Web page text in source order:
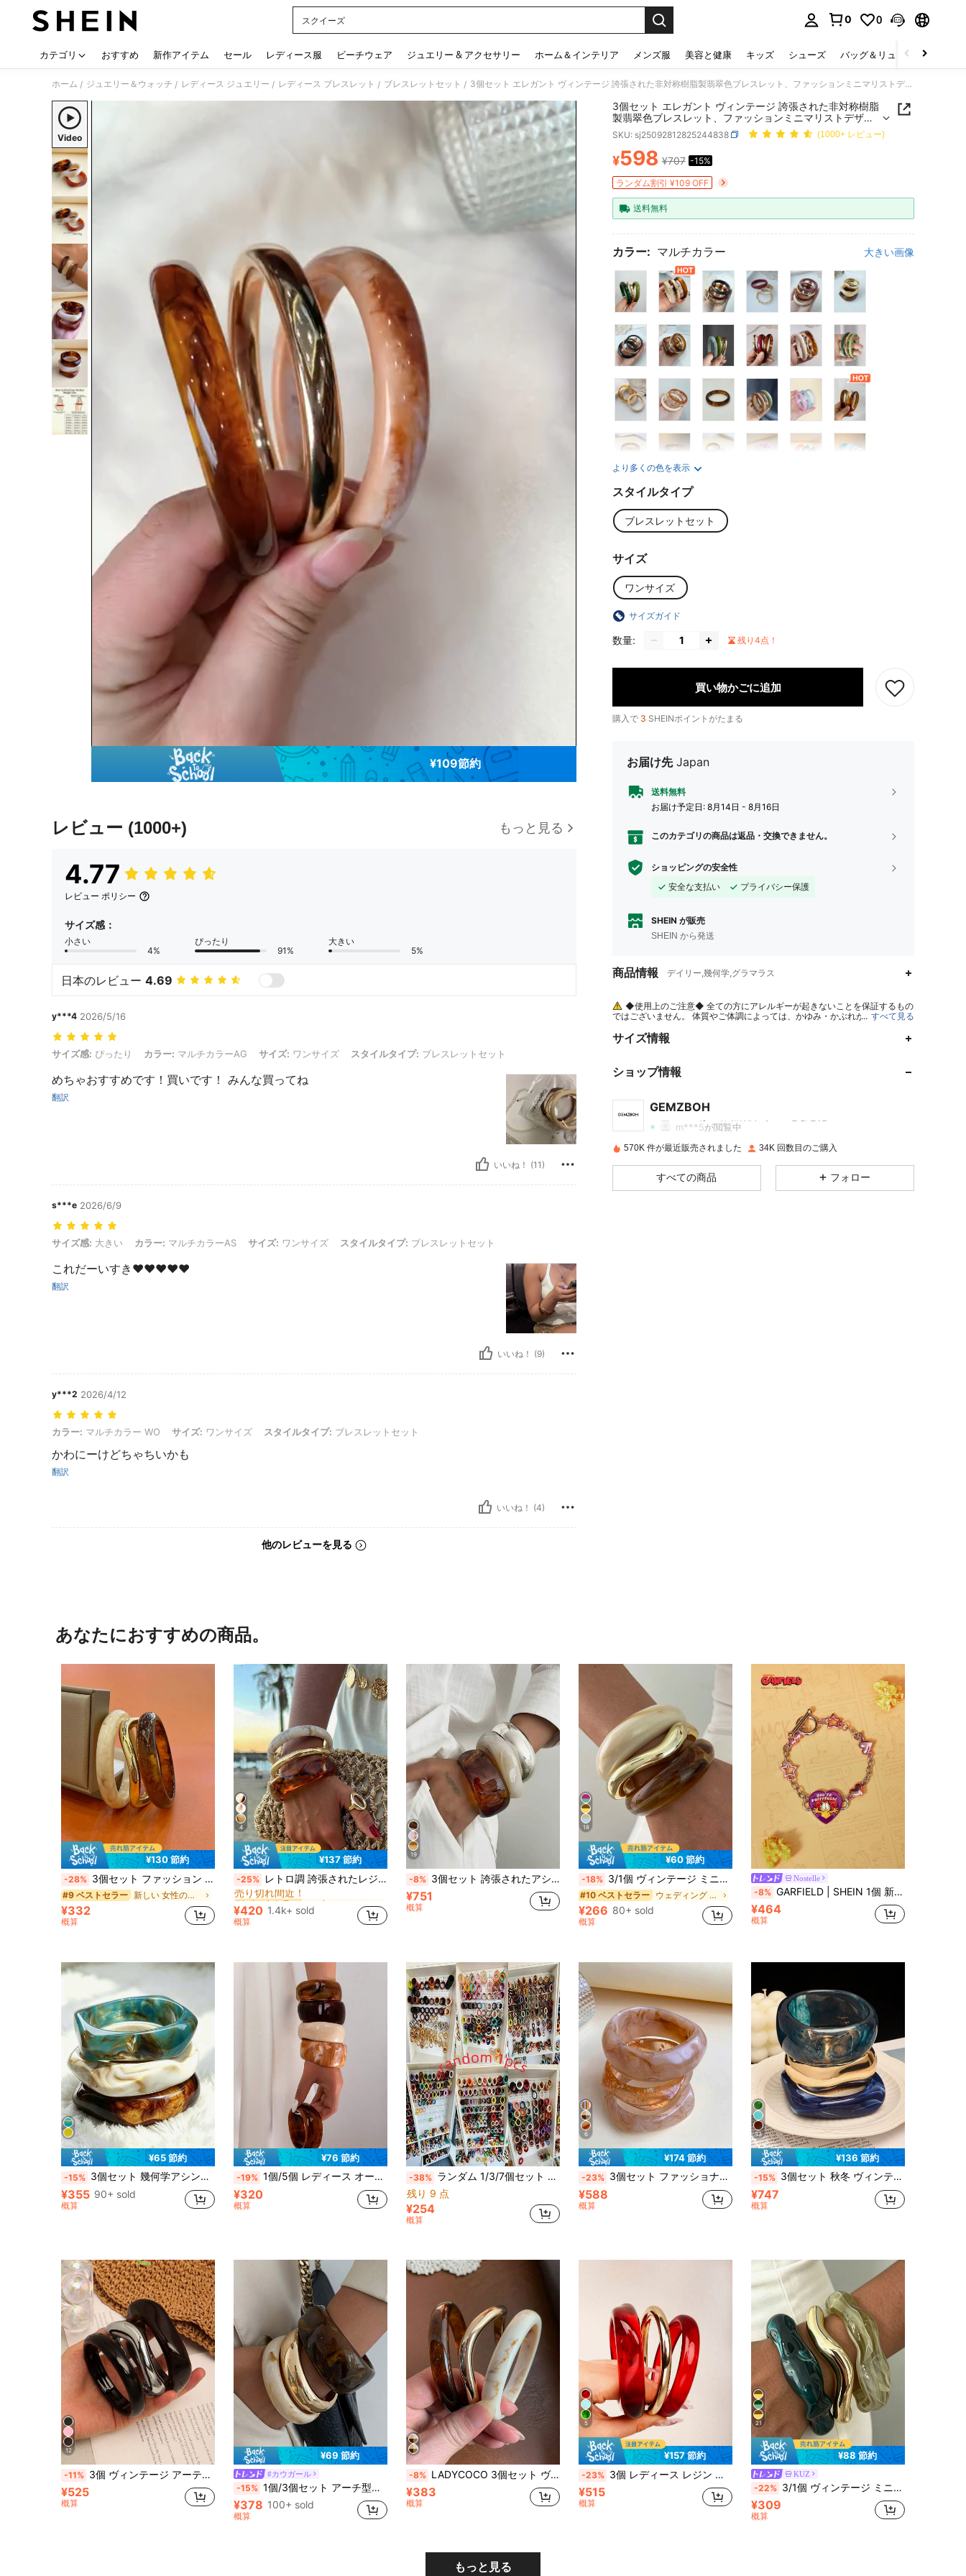
スクイーズ
0 0
カテゴリ おすすめ 新作アイテム セール レディース服 ビーチウェア ジュエリー & アクセサリー ホーム＆インテリア メンズ服 美容と健康 キッズ シューズ バッグ＆リュック
ホーム / ジュエリー＆ウォッチ / レディース ジュエリー / レディース ブレスレット / ブレスレットセット / 3個セット エレガント ヴィンテージ 誇張された非対称樹脂製翡翠色ブレスレット、ファッションミニマリストデザイン、カジュアルウェアに適しています、女性用 (購入前に素材とサイズの適合性を確認してください)
Video
¥109節約
レビュー (1000+) もっと見る
4.77
レビュー ポリシー
サイズ感：
小さい
4%
ぴったり
91%
大きい
5%
日本のレビュー 4.69
y***4 2026/5/16
サイズ感: ぴったり, カラー: マルチカラーAG, サイズ: ワンサイズ, スタイルタイプ: ブレスレットセット
サイズ感: ぴったり カラー: マルチカラーAG サイズ: ワンサイズ スタイルタイプ: ブレスレットセット
めちゃおすすめです！買いです！ みんな買ってね
翻訳
いいね！ (11)
s***e 2026/6/9
サイズ感: 大きい, カラー: マルチカラーAS, サイズ: ワンサイズ, スタイルタイプ: ブレスレットセット
サイズ感: 大きい カラー: マルチカラーAS サイズ: ワンサイズ スタイルタイプ: ブレスレットセット
これだーいすき❤️❤️❤️❤️❤️
翻訳
いいね！ (9)
y***2 2026/4/12
カラー: マルチカラー WO, サイズ: ワンサイズ, スタイルタイプ: ブレスレットセット
カラー: マルチカラー WO サイズ: ワンサイズ スタイルタイプ: ブレスレットセット
かわにーけどちゃちいかも
翻訳
いいね！ (4)
他のレビューを見る
3個セット エレガント ヴィンテージ 誇張された非対称樹脂
製翡翠色ブレスレット、ファッションミニマリストデザイ
ン、カジュアルウェアに適しています、女性用 (購入前に
素材とサイズの適合性を確認してください)
SKU: sj25092812825244838 (1000+ レビュー)
PRICE AND AVAILABILITY
¥598 ¥707 -15%
ランダム割引 ¥109 OFF
送料無料
カラー: マルチカラー 大きい画像
より多くの色を表示
スタイルタイプ
ブレスレットセット
サイズ
ワンサイズ
サイズガイド
数量: 残り4点！
買い物かごに追加
購入で 3 SHEINポイントがたまる
お届け先 Japan
送料無料
お届け予定日: 8月14日 - 8月16日
このカテゴリの商品は返品・交換できません。
ショッピングの安全性
安全な支払い
プライバシー保護
SHEIN が販売
SHEIN から発送
商品情報 デイリー,幾何学,グラマラス
◆使用上のご注意◆ 全ての方にアレルギーが起きないことを保証するもの
ではございません。 体質やご体調によっては、かゆみ・かぶれが生じる場合
き、専門医にご相談ください。
... すべて見る
サイズ情報
ショップ情報
GEMZBOH
m***5が閲覧中
4.80 328
570K 件が最近販売されました 34K 回数目のご購入
すべての商品 フォロー
あなたにおすすめの商品。
¥130 節約
-28% 3個セット ファッション ヴィンテージ ボヘミアン調 厚手 マルチレイヤー ブラウン アクリル ブレスレット、女性の日常着用に適しています
#9 ベストセラー 新しい 女性のブレスレット
¥332
概算
4
¥137 節約
-25% レトロ調 誇張されたレジン製ひし形&メタルバングルブレスレットセット3個入り、デイリー、パーティー、ストリートスタイルに適し、友人や彼女へのギフトに
#1 ベストセラー に ヴィンテージラグジュアリー 女性用バングル
売り切れ間近！
#1 ベストセラー
売り切れ間近！
#1 ベストセラー
売り切れ間近！
#1 ベストセラー に ヴィンテージラグジュアリー 女性用バングル
売り切れ間近！
¥420 1.4k+ sold
概算
19
-8% 3個セット 誇張されたアシンメトリーレジンセミトランスペアレントブレスレット、多用途
¥751
概算
18
¥60 節約
-18% 3/1個 ヴィンテージ ミニマリスト レディース 波型 アクリルCCB素材 オープンリング バングルセット、女性の日常着用に適し、重ね付け可能、ホリデーギフトに最適
#10 ベストセラー ウェディング 女性のブレスレット
¥266 80+ sold
概算
Nostelle
-8% GARFIELD | SHEIN 1個 新作 クリエイティブ マルチカラー カートゥーン動物柄プリント ペンダントブレスレット IPジョイントデザイン かわいい パーソナライズ シンプルで上品 多用途
¥464
概算
¥65 節約
-15% 3個セット 幾何学アシンメトリー レジン アクリル バングル、ボヘミアン調ステートメントジュエリーアクセサリー、多用途レイヤードバングル レディース、誕生日ギフト
¥355 90+ sold
概算
¥76 節約
-19% 1個/5個 レディース オーバーサイズ レジン ブレスレットセット、ミニマリストデザイン ブレスレットセット デイリーウェア用、ミニマリスト カラフル アクリル ブレスレット
¥320
概算
-38% ランダム 1/3/7個セット ヴィンテージ ボヘミアン レジン ブレスレットセット、カラフルな幅広アシンメトリー スタッカブル ブレスレット、レオパード柄 タイダイ Y2K レディースジュエリー、日常着とパーティーに適しています
残り 9 点
¥254
概算
6
¥174 節約
-23% 3個セット ファッショナブル レトロ ボヘミアンスタイル 大胆なアシンメトリー レジンバングルセット、女性の日常着、ホリデーギフトに適しています
¥588
概算
13
¥136 節約
-15% 3個セット 秋冬 ヴィンテージ 透け感 タイダイ レジン バングル、アシンメトリー ワイドフェイス ブレスレット
¥747
概算
12
-11% 3個 ヴィンテージ アーティスティック レジン マーブル ブレスレット レディース、パーソナライズされた幾何学的な丸型レジンバングル
¥525
概算
¥69 節約
#カウガール
-15% 1個/3個セット アーチ型レジンカフブレスレット、高級でスタイリッシュ、ストリートスタイル、カジュアルデイリーウェア、女性&カップル、ホリデー&バケーション、多用途スクエアメタルブレスレットギフト (ブレスレットの素材と色は実際の製品に準拠します)
¥378 100+ sold
概算
-8% LADYCOCO 3個セット ヴィンテージ 厚手アクリルレジンバングルブレスレット、ゴールドトーンとペア、パーティーや日常着に適しています(写真と実際の商品に若干の違いが生じる可能性があります)
¥383
概算
5
¥157 節約
-23% 3個 レディース レジン バングルブレスレット 幾何学的なラウンドデザイン ユニークなパーソナライズジュエリー
¥515
概算
21
¥88 節約
KUZ
-22% 3/1個 ヴィンテージ ミニマリスト カジュアルスタイル レディース グリーン 波型アクリル&CCB素材 オープンリングブレスレット、日常着用に適し、スタッカブル、ホリデーの完璧なギフト
¥309
概算
もっと見る